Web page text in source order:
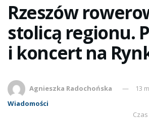
Rzeszów
stolicą regionu.
i koncert na
Agnieszka Radochońska
13
Wiadomości